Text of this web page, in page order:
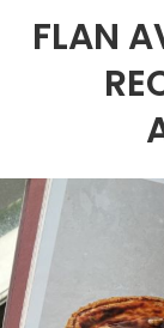
FLAN